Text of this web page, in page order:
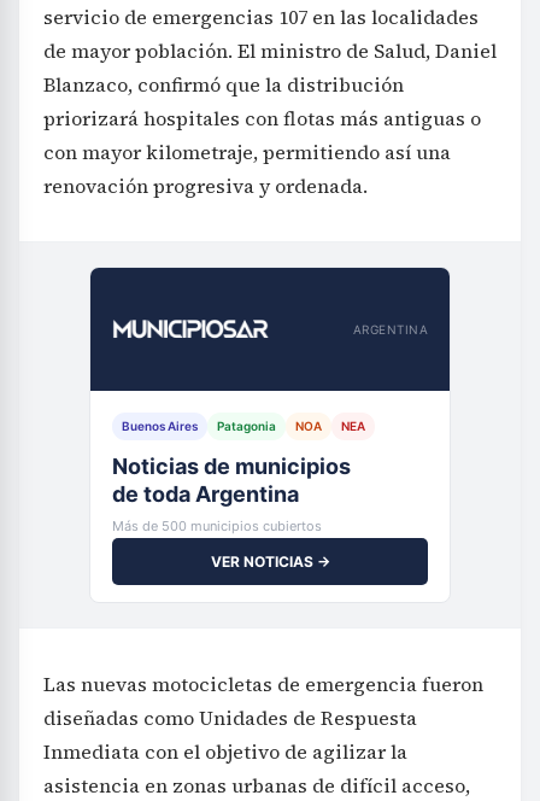
servicio de emergencias 107 en las localidades
de mayor población. El ministro de Salud, Daniel
Blanzaco, confirmó que la distribución
priorizará hospitales con flotas más antiguas o
con mayor kilometraje, permitiendo así una
renovación progresiva y ordenada.
ARGENTINA
Buenos Aires Patagonia NOA NEA
Noticias de municipios
de toda Argentina
Más de 500 municipios cubiertos
VER NOTICIAS →
Las nuevas motocicletas de emergencia fueron
diseñadas como Unidades de Respuesta
Inmediata con el objetivo de agilizar la
asistencia en zonas urbanas de difícil acceso,